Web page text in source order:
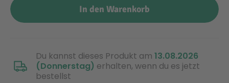
In den Warenkorb
Du kannst dieses Produkt am 13.08.2026
(Donnerstag) erhalten, wenn du es jetzt
bestellst